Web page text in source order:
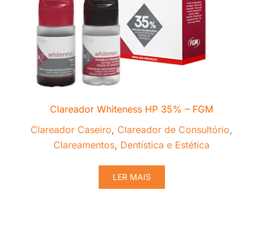
Clareador Whiteness HP 35% – FGM
Clareador Caseiro, Clareador de Consultório,
Clareamentos, Dentística e Estética
LER MAIS